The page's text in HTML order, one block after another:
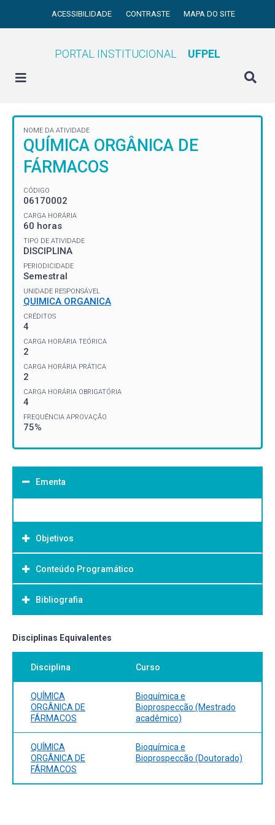
ACESSIBILIDADE CONTRASTE MAPA DO SITE
PORTAL INSTITUCIONAL UFPEL
NOME DA ATIVIDADE
QUÍMICA ORGÂNICA DE
FÁRMACOS
CÓDIGO
06170002
CARGA HORÁRIA
60 horas
TIPO DE ATIVIDADE
DISCIPLINA
PERIODICIDADE
Semestral
UNIDADE RESPONSÁVEL
QUIMICA ORGANICA
CRÉDITOS
4
CARGA HORÁRIA TEÓRICA
2
CARGA HORÁRIA PRÁTICA
2
CARGA HORÁRIA OBRIGATÓRIA
4
FREQUÊNCIA APROVAÇÃO
75%
Ementa
Objetivos
Objetivo Geral:
Conteúdo Programático
Bibliografia
Bibliografia Básica:
Disciplinas Equivalentes
Disciplina Curso
QUÍMICA
ORGÂNICA DE
FÁRMACOS
Bioquímica e
Bioprospecção (Mestrado
acadêmico)
QUÍMICA
ORGÂNICA DE
FÁRMACOS
Bioquímica e
Bioprospecção (Doutorado)